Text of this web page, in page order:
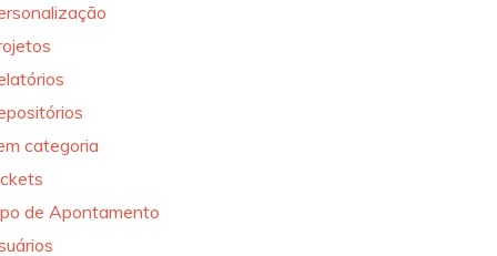
categoria
de Apontamento